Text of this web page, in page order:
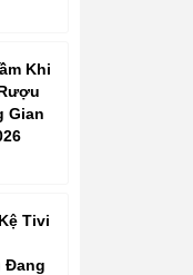
Khi
Gian
Tivi
Đang